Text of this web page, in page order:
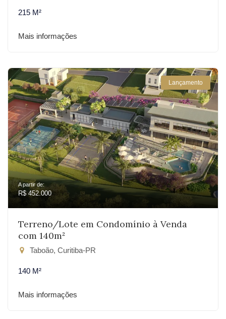
215 M²
Mais informações
Lançamento
A partir de:
R$ 452.000
Terreno/Lote em Condomínio à Venda
com 140m²
Taboão, Curitiba-PR
140 M²
Mais informações